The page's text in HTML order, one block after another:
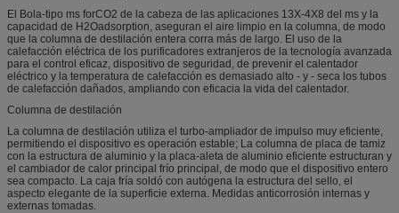
El Bola-tipo ms forCO2 de la cabeza de las aplicaciones 13X-4X8 del ms y la
capacidad de H2Oadsorption, aseguran el aire limpio en la columna, de modo
que la columna de destilación entera corra más de largo. El uso de la
calefacción eléctrica de los purificadores extranjeros de la tecnología avanzada
para el control eficaz, dispositivo de seguridad, de prevenir el calentador
eléctrico y la temperatura de calefacción es demasiado alto - y - seca los tubos
de calefacción dañados, ampliando con eficacia la vida del calentador.
Columna de destilación
La columna de destilación utiliza el turbo-ampliador de impulso muy eficiente,
permitiendo el dispositivo es operación estable; La columna de placa de tamiz
con la estructura de aluminio y la placa-aleta de aluminio eficiente estructuran y
el cambiador de calor principal frío principal, de modo que el dispositivo entero
sea compacto. La caja fría soldó con autógena la estructura del sello, el
aspecto elegante de la superficie externa. Medidas anticorrosión internas y
externas tomadas.